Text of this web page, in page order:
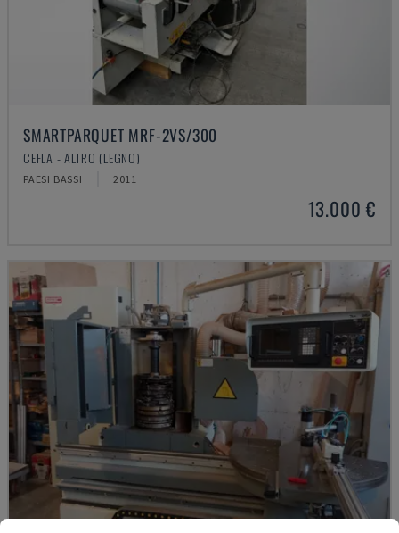
SMARTPARQUET MRF-2VS/300
CEFLA - ALTRO (LEGNO)
PAESI BASSI 2011
13.000 €